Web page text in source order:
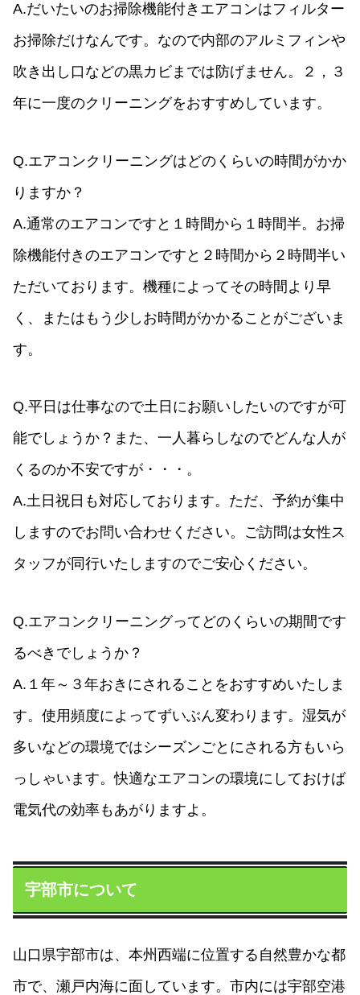
A.だいたいのお掃除機能付きエアコンはフィルター
お掃除だけなんです。なので内部のアルミフィンや
吹き出し口などの黒カビまでは防げません。２，３
年に一度のクリーニングをおすすめしています。
Q.エアコンクリーニングはどのくらいの時間がかか
りますか？
A.通常のエアコンですと１時間から１時間半。お掃
除機能付きのエアコンですと２時間から２時間半い
ただいております。機種によってその時間より早
く、またはもう少しお時間がかかることがございま
す。
Q.平日は仕事なので土日にお願いしたいのですが可
能でしょうか？また、一人暮らしなのでどんな人が
くるのか不安ですが・・・。
A.土日祝日も対応しております。ただ、予約が集中
しますのでお問い合わせください。ご訪問は女性ス
タッフが同行いたしますのでご安心ください。
Q.エアコンクリーニングってどのくらいの期間です
るべきでしょうか？
A.１年～３年おきにされることをおすすめいたしま
す。使用頻度によってずいぶん変わります。湿気が
多いなどの環境ではシーズンごとにされる方もいら
っしゃいます。快適なエアコンの環境にしておけば
電気代の効率もあがりますよ。
宇部市について
山口県宇部市は、本州西端に位置する自然豊かな都
市で、瀬戸内海に面しています。市内には宇部空港